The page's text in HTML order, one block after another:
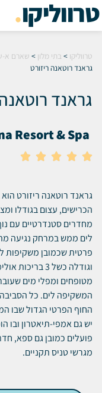
טרווליקו.
טרווליקו > בתי מלון > שארם א-
גראנד רוטאנה ריזורט
גראנד
Resort & Spa





הכרישים, עצום בגודלו
מחדרים סטנדרטיים עם
לים ממש במרחק נגיעה
פרטית שכמובן משקיפות
וגודלה כשל 3
מטופחים ומפלי מים
המשקיפה לים. כל
החוף הפרטי הגדול שבו
יש גם אמפי-תיאטרון ובו
פועלים כמובן גם ספא,
מגרשי טניס תקניים.